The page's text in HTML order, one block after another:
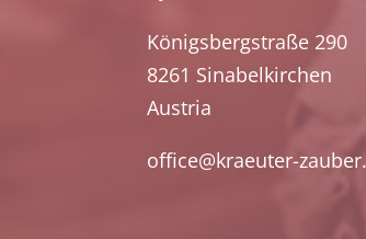
Königsbergstraße 290
8261 Sinabelkirchen
Austria
office@kraeuter-